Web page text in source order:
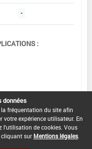
-
:
données
fréquentation du site afin
expérience utilisateur. En
l'utilisation de cookies. Vous
sur Mentions légales